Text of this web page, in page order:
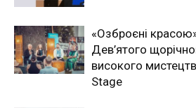
«Озброєні
Дев’ятого
високого
Stage